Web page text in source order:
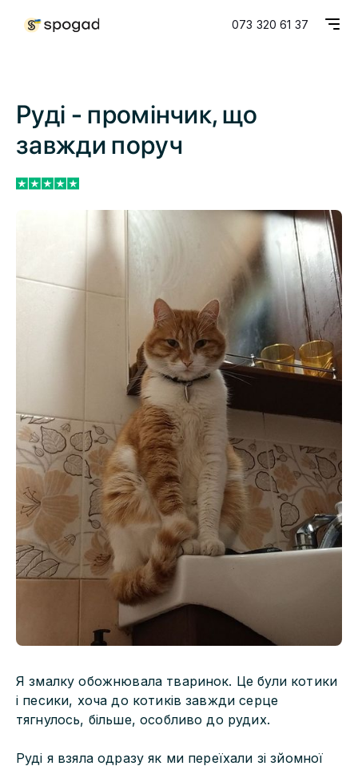
073 320 61 37
Руді - промінчик, що
завжди поруч
Я змалку обожнювала тваринок. Це були котики
і песики, хоча до котиків завжди серце
тягнулось, більше, особливо до рудих.
Руді я взяла одразу як ми переїхали зі зйомної